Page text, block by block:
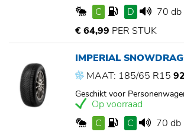
C
D
70 db
€ 64,99 PER STUK
IMPERIAL
MAAT: 185/65 R15
Geschikt voor
Op voorraad
C
C
70 db